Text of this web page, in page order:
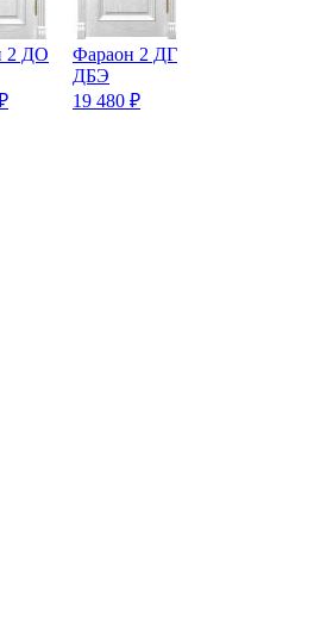
2 ДО
Фараон 2 ДГ
ДБЭ
19 480 ₽